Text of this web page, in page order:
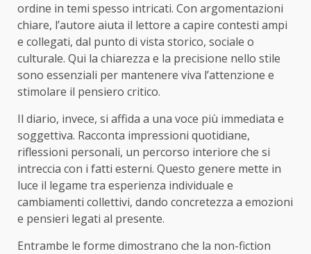
ordine in temi spesso intricati. Con argomentazioni
chiare, l’autore aiuta il lettore a capire contesti ampi
e collegati, dal punto di vista storico, sociale o
culturale. Qui la chiarezza e la precisione nello stile
sono essenziali per mantenere viva l’attenzione e
stimolare il pensiero critico.
Il diario, invece, si affida a una voce più immediata e
soggettiva. Racconta impressioni quotidiane,
riflessioni personali, un percorso interiore che si
intreccia con i fatti esterni. Questo genere mette in
luce il legame tra esperienza individuale e
cambiamenti collettivi, dando concretezza a emozioni
e pensieri legati al presente.
Entrambe le forme dimostrano che la non-fiction